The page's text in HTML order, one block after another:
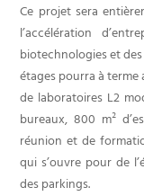
Ce projet sera
l’accélération
biotechnologies et
étages pourra à terme
de laboratoires L2
bureaux, 800 m²
réunion et de
qui s’ouvre pour de
des parkings.